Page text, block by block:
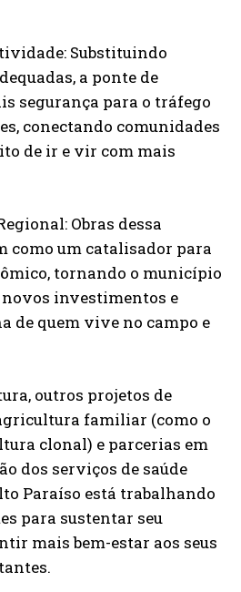
Substituindo
a ponte de
segurança para o tráfego
conectando comunidades
de ir e vir com mais
Obras dessa
como um catalisador para
tornando o município
investimentos e
de quem vive no campo e
outros projetos de
familiar (como o
clonal) e parcerias em
dos serviços de saúde
Paraíso está trabalhando
para sustentar seu
mais bem-estar aos seus